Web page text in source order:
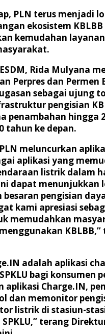
PLN terus menjadi
ekosistem
kemudahan
Rida Mulyana
Perpres dan Permen
sebagai ujung
pengisian
penambahan hingga
tahun ke depan.
meluncurkan
aplikasi yang
listrik dalam
dapat menunjukkan
besaran pengisian
kami apresiasi
memudahkan
adalah aplikasi
bagi konsumen
aplikasi Charge.IN,
dan memonitor
listrik di stasiun-
terang